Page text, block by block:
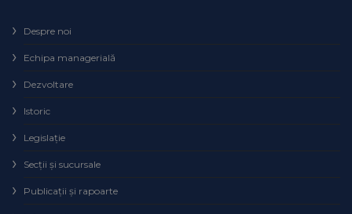
Despre noi
Echipa managerială
Dezvoltare
Istoric
Legislaţie
Secţii şi sucursale
Publicații și rapoarte